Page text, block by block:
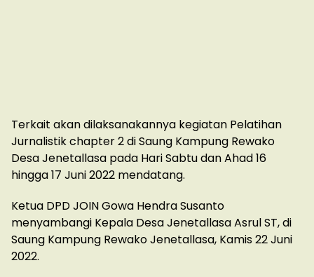
Terkait akan dilaksanakannya kegiatan Pelatihan
Jurnalistik chapter 2 di Saung Kampung Rewako
Desa Jenetallasa pada Hari Sabtu dan Ahad 16
hingga 17 Juni 2022 mendatang.
Ketua DPD JOIN Gowa Hendra Susanto
menyambangi Kepala Desa Jenetallasa Asrul ST, di
Saung Kampung Rewako Jenetallasa, Kamis 22 Juni
2022.